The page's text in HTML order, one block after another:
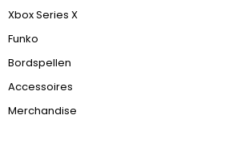
Xbox Series X
Funko
Bordspellen
Accessoires
Merchandise